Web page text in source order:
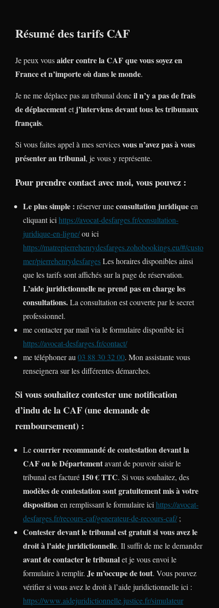
Résumé des tarifs CAF
Je peux vousaider contre la CAF que vous soyez en
France et n’importe où dans le monde.
Je ne me déplace pas au tribunal doncil n’y a pas de frais
de déplacementetj’interviens devant tous les tribunaux
français.
Si vous faites appel à mes servicesvous n’avez pas à vous
présenter au tribunal, je vous y représente.
Pour prendre contact avec moi, vous pouvez :
Le plus simple : réserver uneconsultation juridiqueen
cliquant ici https://avocat-desfarges.fr/consultation-
juridique-en-ligne/ou ici
https://matrepierrehenrydesfarges.zohobookings.eu/#/custo
mer/pierrehenrydesfargesLes horaires disponibles ainsi
que les tarifs sont affichés sur la page de réservation.
L’aide juridictionnelle ne prend pas en charge les
consultations.La consultation est couverte par le secret
professionnel.
me contacter par mail via le formulaire disponible ici
https://avocat-desfarges.fr/contact/
me téléphoner au 03 88 30 32 00. Mon assistante vous
renseignera sur les différentes démarches.
Si vous souhaitez contester une notification
d’indu de la CAF (une demande de
remboursement) :
Lecourrier recommandé de contestation devant la
CAF ou le Départementavant de pouvoir saisir le
tribunal est facturé 150 € TTC. Si vous souhaitez, des
modèles de contestation sont gratuitement mis à votre
dispositionen remplissant le formulaire ici https://avocat-
desfarges.fr/recours-caf/generateur-de-recours-caf/;
Contester devant le tribunal est gratuit si vous avez le
droit à l’aide juridictionnelle. Il suffit de me le demander
avant de contacter le tribunalet je vous envoi le
formulaire à remplir. Je m’occupe de tout. Vous pouvez
vérifier si vous avez le droit à l’aide juridictionnelle ici :
https://www.aidejuridictionnelle.justice.fr/simulateur